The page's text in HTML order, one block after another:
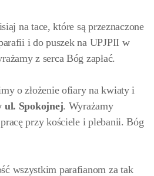
na tace, które są przeznaczone
i do puszek na UPJPII w
z serca Bóg zapłać.
o złożenie ofiary na kwiaty i
ul. Spokojnej. Wyrażamy
przy kościele i plebanii. Bóg
wszystkim parafianom za tak